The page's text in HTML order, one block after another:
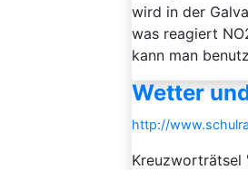
wird in der
was reagiert
kann man
Wetter
http://
Kreuzworträtsel